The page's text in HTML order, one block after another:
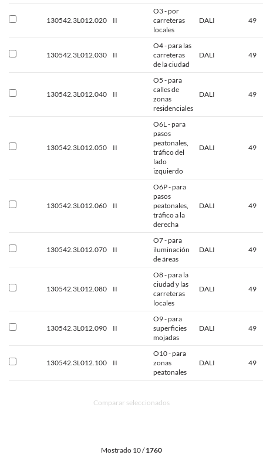
130542.3L012.020 II
O3 - por
carreteras
locales
DALI 49
130542.3L012.030 II
O4 - para las
carreteras
de la ciudad
DALI 49
130542.3L012.040 II
O5 - para
calles de
zonas
residenciales
DALI 49
130542.3L012.050 II
O6L - para
pasos
peatonales,
tráfico del
lado
izquierdo
DALI 49
130542.3L012.060 II
O6P - para
pasos
peatonales,
tráfico a la
derecha
DALI 49
130542.3L012.070 II
O7 - para
iluminación
de áreas
DALI 49
130542.3L012.080 II
O8 - para la
ciudad y las
carreteras
locales
DALI 49
130542.3L012.090 II
O9 - para
superficies
mojadas
DALI 49
130542.3L012.100 II
O10 - para
zonas
peatonales
DALI 49
Comparar seleccionados
Mostrado 10 /1760